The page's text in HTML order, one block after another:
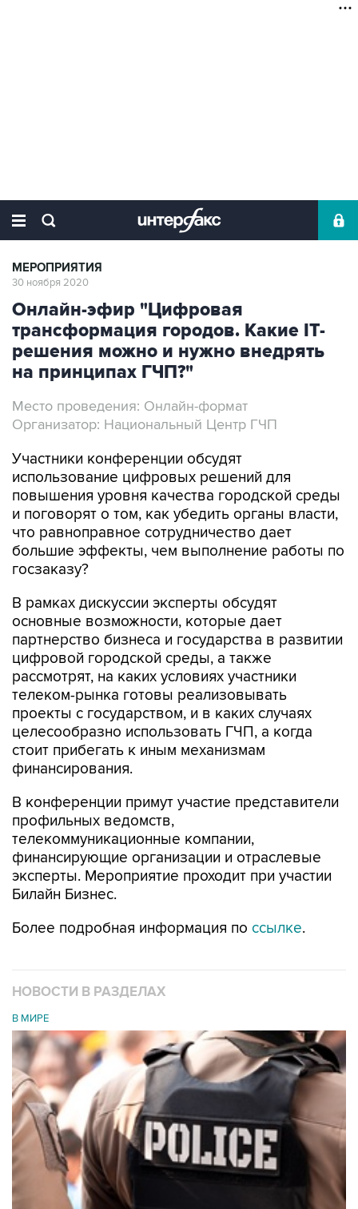
МЕРОПРИЯТИЯ
30 ноября 2020
Онлайн-эфир "Цифровая
трансформация городов. Какие IT-
решения можно и нужно внедрять
на принципах ГЧП?"
Место проведения: Онлайн-формат
Организатор: Национальный Центр ГЧП
Участники конференции обсудят
использование цифровых решений для
повышения уровня качества городской среды
и поговорят о том, как убедить органы власти,
что равноправное сотрудничество дает
большие эффекты, чем выполнение работы по
госзаказу?
В рамках дискуссии эксперты обсудят
основные возможности, которые дает
партнерство бизнеса и государства в развитии
цифровой городской среды, а также
рассмотрят, на каких условиях участники
телеком-рынка готовы реализовывать
проекты с государством, и в каких случаях
целесообразно использовать ГЧП, а когда
стоит прибегать к иным механизмам
финансирования.
В конференции примут участие представители
профильных ведомств,
телекоммуникационные компании,
финансирующие организации и отраслевые
эксперты. Мероприятие проходит при участии
Билайн Бизнес.
Более подробная информация по ссылке.
НОВОСТИ В РАЗДЕЛАХ
В МИРЕ